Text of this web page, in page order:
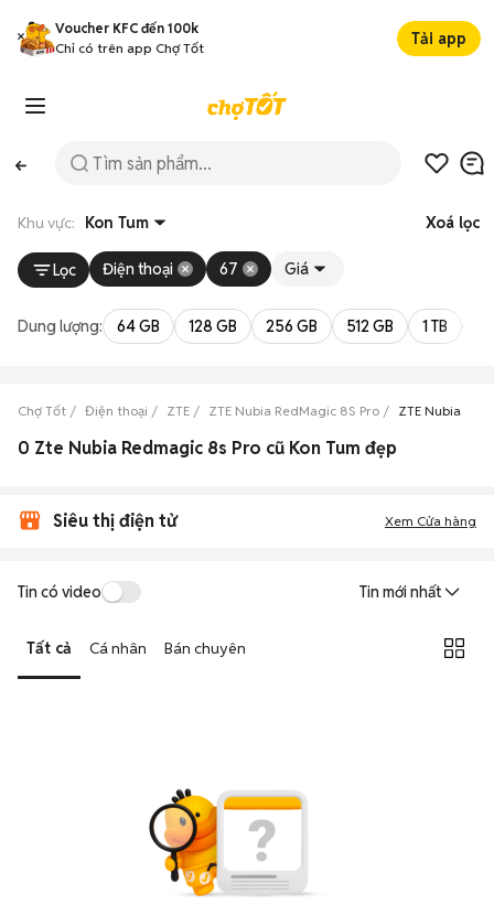
Voucher KFC đến 100k
Chỉ có trên app Chợ Tốt
Tải app
Khu vực: Kon Tum Xoá lọc
Lọc Điện thoại 67 Giá
Dung lượng: 64 GB 128 GB 256 GB 512 GB 1 TB
Chợ Tốt Điện thoại ZTE ZTE Nubia RedMagic 8S Pro ZTE Nubia
0 Zte Nubia Redmagic 8s Pro cũ Kon Tum đẹp
Siêu thị điện tử Xem Cửa hàng
Tin có video Tin mới nhất
Tất cả Cá nhân Bán chuyên